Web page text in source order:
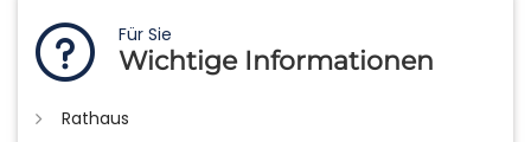
Für Sie
Wichtige Informationen
Rathaus